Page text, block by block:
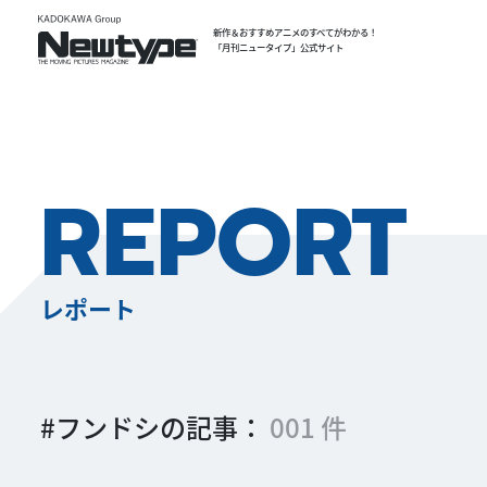
新作＆おすすめアニメのすべてがわかる！
「月刊ニュータイプ」公式サイト
REPORT
レポート
#フンドシの記事： 001 件